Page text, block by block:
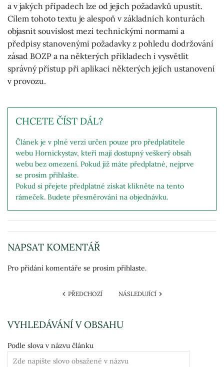
a v jakých případech lze od jejich požadavků upustit.
Cílem tohoto textu je alespoň v základních konturách
objasnit souvislost mezi technickými normami a
předpisy stanovenými požadavky z pohledu dodržování
zásad BOZP a na některých příkladech i vysvětlit
správný přístup při aplikaci některých jejích ustanovení
v provozu.
CHCETE ČÍST DÁL?
Článek je v plné verzi určen pouze pro předplatitele
webu Hornickystav, kteří mají dostupný veškerý obsah
webu bez omezení. Pokud již máte předplatné, nejprve
se prosím přihlašte.
Pokud si přejete předplatné získat klikněte na tento
rámeček. Budete přesměrování na objednávku.
NAPSAT KOMENTÁŘ
Pro přidání komentáře se prosím přihlaste.
PŘEDCHOZÍ NÁSLEDUJÍCÍ
VYHLEDÁVÁNÍ V OBSAHU
Podle slova v názvu článku